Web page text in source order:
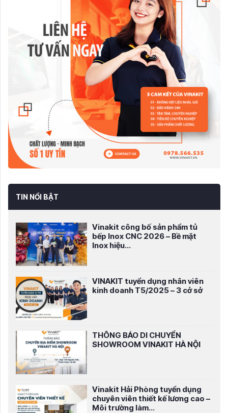
TIN NỔI BẬT
Vinakit công bố sản phẩm tủ
bếp Inox CNC 2026 – Bề mặt
Inox hiệu...
VINAKIT tuyển dụng nhân viên
kinh doanh T5/2025 – 3 cở sở
THÔNG BÁO DI CHUYỂN
SHOWROOM VINAKIT HÀ NỘI
Vinakit Hải Phòng tuyển dụng
chuyên viên thiết kế lương cao –
Môi trường làm...